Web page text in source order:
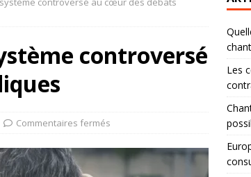
controversé
Commentaires fermés
Les